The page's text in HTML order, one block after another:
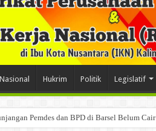
Nasional Hukrim Politik Legislatif
Pemdes dan BPD di Barsel Belum Cair